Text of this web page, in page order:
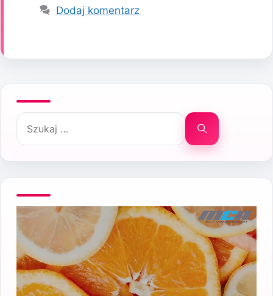
Dodaj komentarz
Szukaj: